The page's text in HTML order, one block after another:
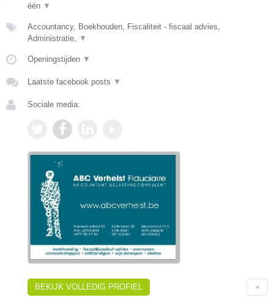
één ▼
Accountancy, Boekhouden, Fiscaliteit - fiscaal advies,
Administratie,
▼
Openingstijden ▼
Laatste facebook posts ▼
Sociale media:
BEKIJK VOLLEDIG PROFIEL